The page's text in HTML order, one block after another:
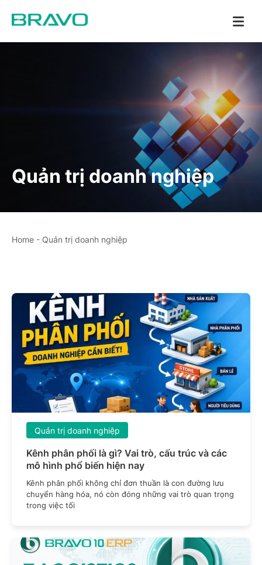
Quản trị doanh nghiệp
Home - Quản trị doanh nghiệp
Kênh phân phối là gì? Vai trò, cấu trúc và các
mô hình phổ biến hiện nay
Quản trị doanh nghiệp
Kênh phân phối không chỉ đơn thuần là con đường lưu
chuyển hàng hóa, nó còn đóng những vai trò quan trọng
trong việc tối